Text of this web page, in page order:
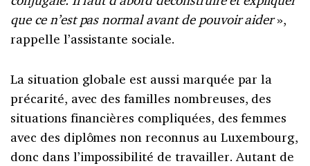
que ce n’est pas normal avant de pouvoir aider»,
rappelle l’assistante sociale.
La situation globale est aussi marquée par la
précarité, avec des familles nombreuses, des
situations financières compliquées, des femmes
avec des diplômes non reconnus au Luxembourg,
donc dans l’impossibilité de travailler. Autant de